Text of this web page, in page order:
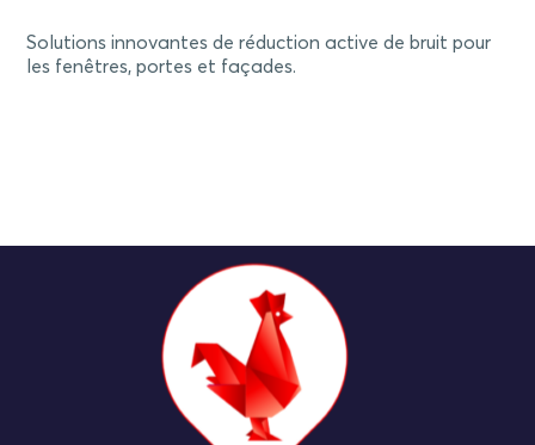
Solutions innovantes de réduction active de bruit pour
les fenêtres, portes et façades.